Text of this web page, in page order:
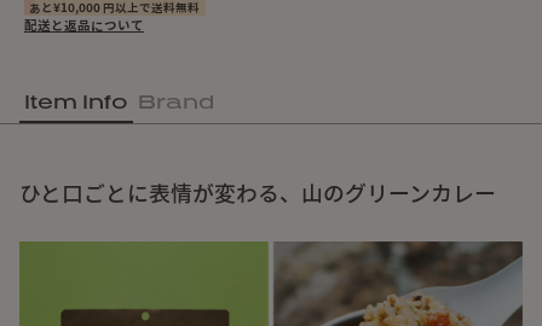
あと¥10,000 円以上で送料無料
配送と返品について
Item Info Brand
ひと口ごとに表情が変わる、山のグリーンカレー